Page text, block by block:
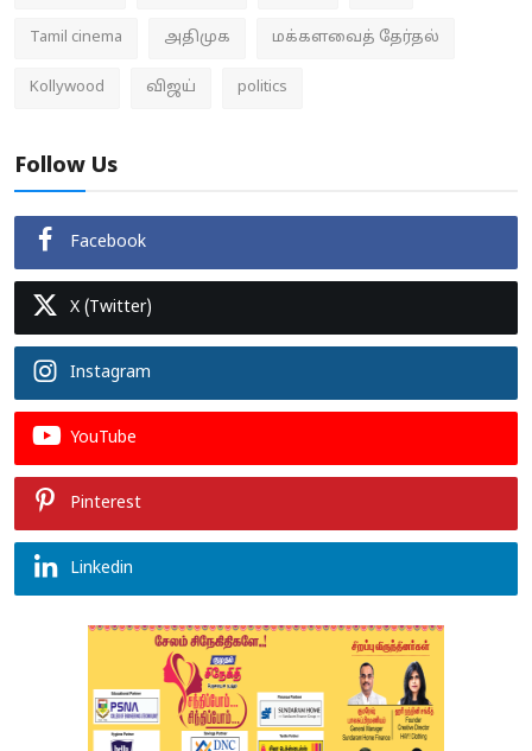
Tamil cinema அதிமுக மக்களவைத் தேர்தல்
Kollywood விஜய் politics
Follow Us
Facebook
X (Twitter)
Instagram
YouTube
Pinterest
Linkedin